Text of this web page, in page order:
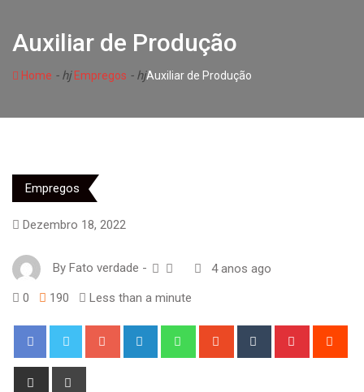
Auxiliar de Produção
Home - hjEmpregos - hjAuxiliar de Produção
Empregos
Dezembro 18, 2022
By Fato verdade - 4 anos ago
0 190 Less than a minute
Google+ LinkedIn WhatsappStumbleUpon
Tumblr Pinterest
Share